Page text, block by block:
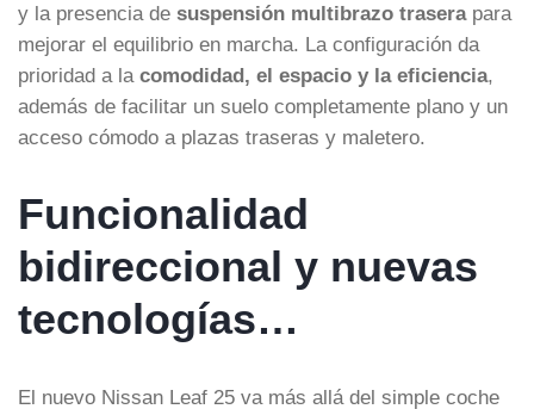
y la presencia de suspensión multibrazo traserapara
mejorar el equilibrio en marcha. La configuración da
prioridad a la comodidad, el espacio y la eficiencia,
además de facilitar un suelo completamente plano y un
acceso cómodo a plazas traseras y maletero.
Funcionalidad
bidireccional y nuevas
tecnologías…
El nuevo Nissan Leaf 25 va más allá del simple coche